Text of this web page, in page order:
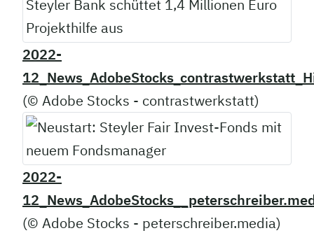
2022-
(© Adobe Stocks - contrastwerkstatt)
2022-
(© Adobe Stocks - peterschreiber.media)